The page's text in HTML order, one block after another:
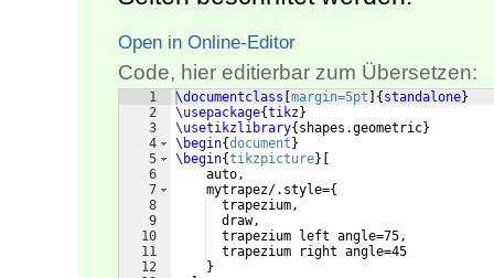
Open in Online-Editor
Code, hier editierbar zum Übersetzen:
1
2
3
4
5
6
7
8
9
10
11
12
\documentclass margin=5pt { standalone}
\usepackage{tikz}
\usetikzlibrary{ shapes.geometric}
\begin{document }
\begin{tikzpicture}
    auto,
    mytrapez/.style=
{
  trapezium,
  draw,
  trapezium left angle=75,
  trapezium right angle=45
}